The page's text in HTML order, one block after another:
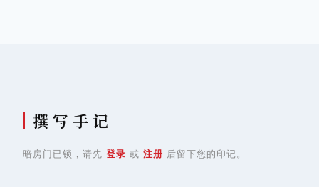
撰 写 手 记
暗房门已锁，请先 登录 或 注册 后留下您的印记。